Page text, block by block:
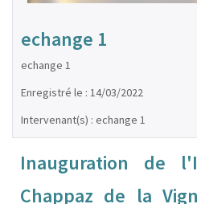
echange 1
echange 1
Enregistré le : 14/03/2022
Intervenant(s) : echange 1
Inauguration de
Chappaz de la